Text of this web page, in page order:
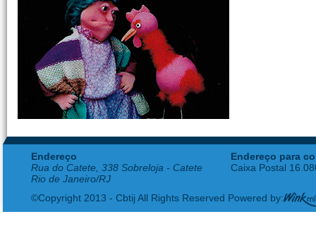
Endereço
Rua do Catete, 338 Sobreloja - Catete
Rio de Janeiro/RJ
Endereço para
Caixa Postal
©Copyright 2013 - Cbtij All Rights Reserved Powered by: